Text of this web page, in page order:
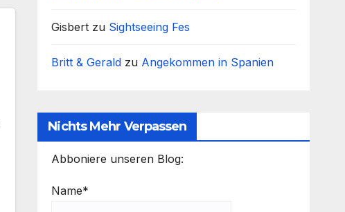
Gisbert zu Sightseeing Fes
Britt & Gerald zu Angekommen in Spanien
Nichts Mehr Verpassen
Abboniere unseren Blog:
Name*